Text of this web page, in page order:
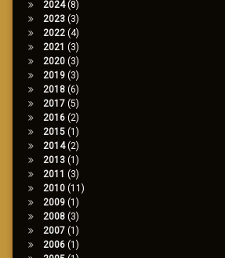
2024(8)
2023(3)
2022(4)
2021 (3)
2020(3)
2019(3)
2018(6)
2017(5)
2016(2)
2015(1)
2014(2)
2013(1)
2011 (3)
2010(11)
2009(1)
2008(3)
2007(1)
2006(1)